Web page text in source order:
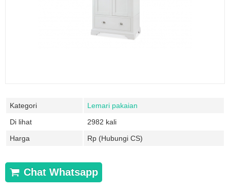
Kategori
Lemari pakaian
Di lihat
2982 kali
Harga
Rp (Hubungi CS)
Chat Whatsapp